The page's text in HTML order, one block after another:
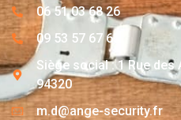
06 51 03 68 26
09 53 57 67 63
Siège social : 1 Rue
94320
m.d@ange-security.fr